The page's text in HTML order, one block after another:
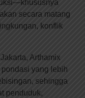
secara matang
konflik
Arthamix
yang lebih
sehingga
penduduk,